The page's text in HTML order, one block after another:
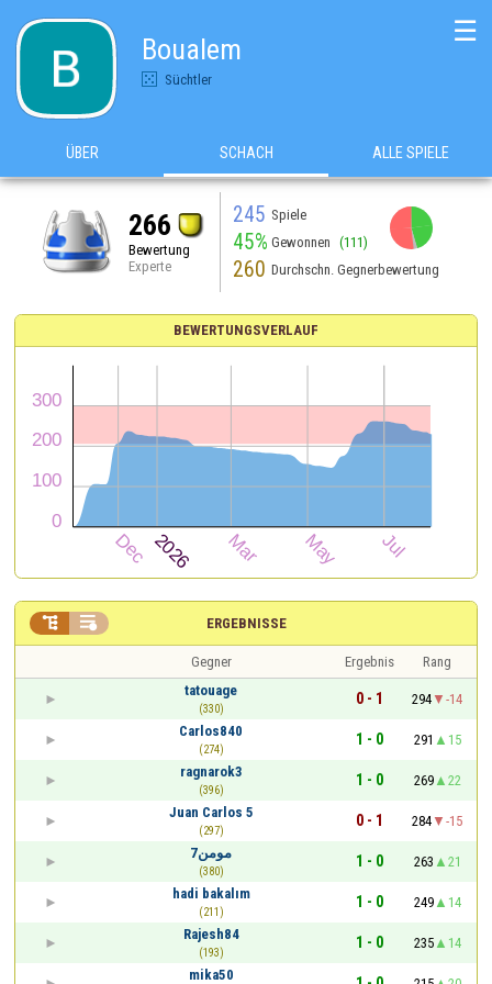
Boualem
Süchtler
☰
ÜBER SCHACH ALLE SPIELE
266
Bewertung
Experte
245 Spiele
45% Gewonnen (111)
260 Durchschn. Gegnerbewertung
BEWERTUNGSVERLAUF
ERGEBNISSE
 
Gegner Ergebnis
Rang
tatouage
(330)
0 - 1 294
-14
Carlos840
(274)
1 - 0 291
15
ragnarok3
(396)
1 - 0 269
22
Juan Carlos 5
(297)
0 - 1 284
-15
مومن7
(380)
1 - 0 263
21
hadi bakalım
(211)
1 - 0 249
14
Rajesh84
(193)
1 - 0 235
14
mika50